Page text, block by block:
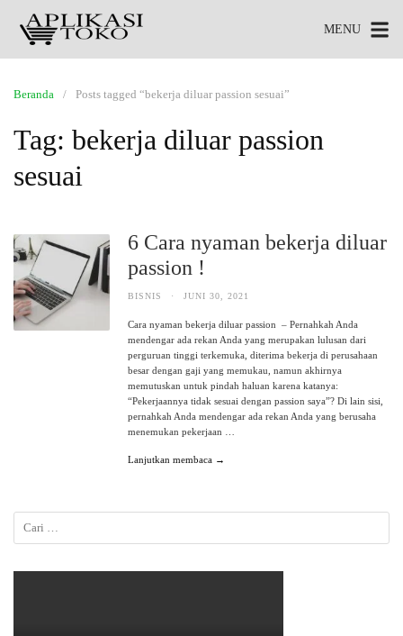
MENU
Beranda Posts tagged “bekerja diluar passion sesuai”
Tag: bekerja diluar passion
sesuai
6 Cara nyaman bekerja diluar
passion !
BISNIS · JUNI 30, 2021
Cara nyaman bekerja diluar passion – Pernahkah Anda
mendengar ada rekan Anda yang merupakan lulusan dari
perguruan tinggi terkemuka, diterima bekerja di perusahaan
besar dengan gaji yang memukau, namun akhirnya
memutuskan untuk pindah haluan karena katanya:
“Pekerjaannya tidak sesuai dengan passion saya”? Di lain sisi,
pernahkah Anda mendengar ada rekan Anda yang berusaha
menemukan pekerjaan …
Lanjutkan membaca →